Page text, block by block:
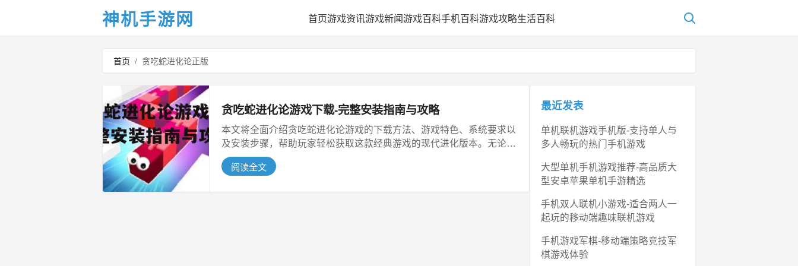
神机手游网 首页游戏资讯游戏新闻游戏百科手机百科游戏攻略生活百科
首页 / 贪吃蛇进化论正版
贪吃蛇进化论游戏下载-完整安装指南与攻略
本文将全面介绍贪吃蛇进化论游戏的下载方法、游戏特色、系统要求以
及安装步骤，帮助玩家轻松获取这款经典游戏的现代进化版本。无论您
是怀...
阅读全文
最近发表
单机联机游戏手机版-支持单人与
多人畅玩的热门手机游戏
大型单机手机游戏推荐-高品质大
型安卓苹果单机手游精选
手机双人联机小游戏-适合两人一
起玩的移动端趣味联机游戏
手机游戏军棋-移动端策略竞技军
棋游戏体验